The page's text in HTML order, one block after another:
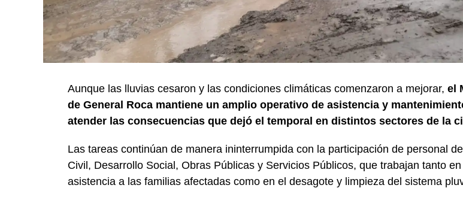
Aunque las lluvias cesaron y las condiciones climáticas comenzaron a mejorar, el
de General Roca mantiene un amplio operativo de asistencia y
atender las consecuencias que dejó el temporal en distintos sectores de la
Las tareas continúan de manera ininterrumpida con la participación de personal
Civil, Desarrollo Social, Obras Públicas y Servicios Públicos, que trabajan tanto
asistencia a las familias afectadas como en el desagote y limpieza del sistema